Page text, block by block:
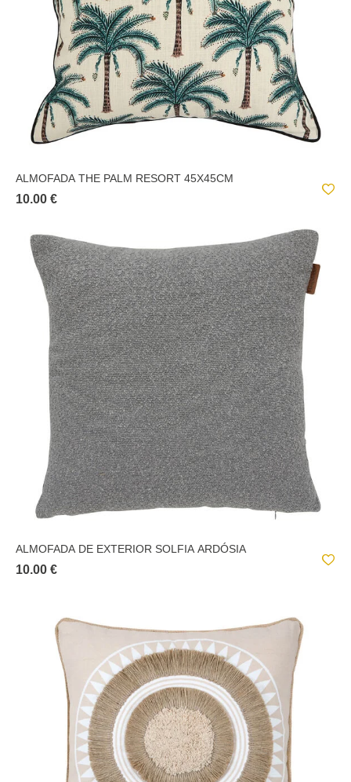
ALMOFADA THE PALM RESORT 45X45CM
10.00 €
ALMOFADA DE EXTERIOR SOLFIA ARDÓSIA
10.00 €